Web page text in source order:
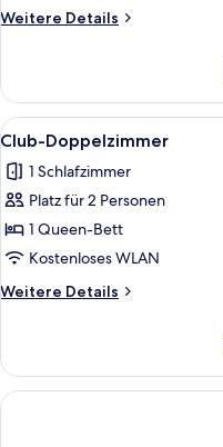
Weitere Details
Weitere
ohne
Fenster
Alle
Fotos
für
Club-
Doppelzimmer
anzeigen
7
Club-Doppelzimmer
1 Schlafzimmer
Platz für 2 Personen
1 Queen-Bett
Kostenloses WLAN
Weitere Details
Weitere
Doppelzimmer